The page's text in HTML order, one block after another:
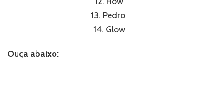
13. Pedro
14. Glow
Ouça abaixo: